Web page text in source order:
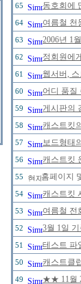
65 동호회에
64 여름철 천
63 2006년 1
62 정회원에
61 웹서버,
60 어디 품질
59 게시판의
58 캐스트킷
57 보드형태
56 캐스트킷
55 홈페이지
54 캐스트킷
53 여름철 전
52 3월 1일
51 테스트 파
50 캐스트클
49 ★★ 11월